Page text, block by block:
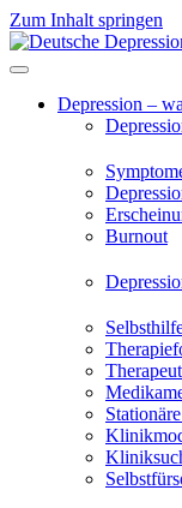
Zum Inhalt springen
Depression –
Burnout